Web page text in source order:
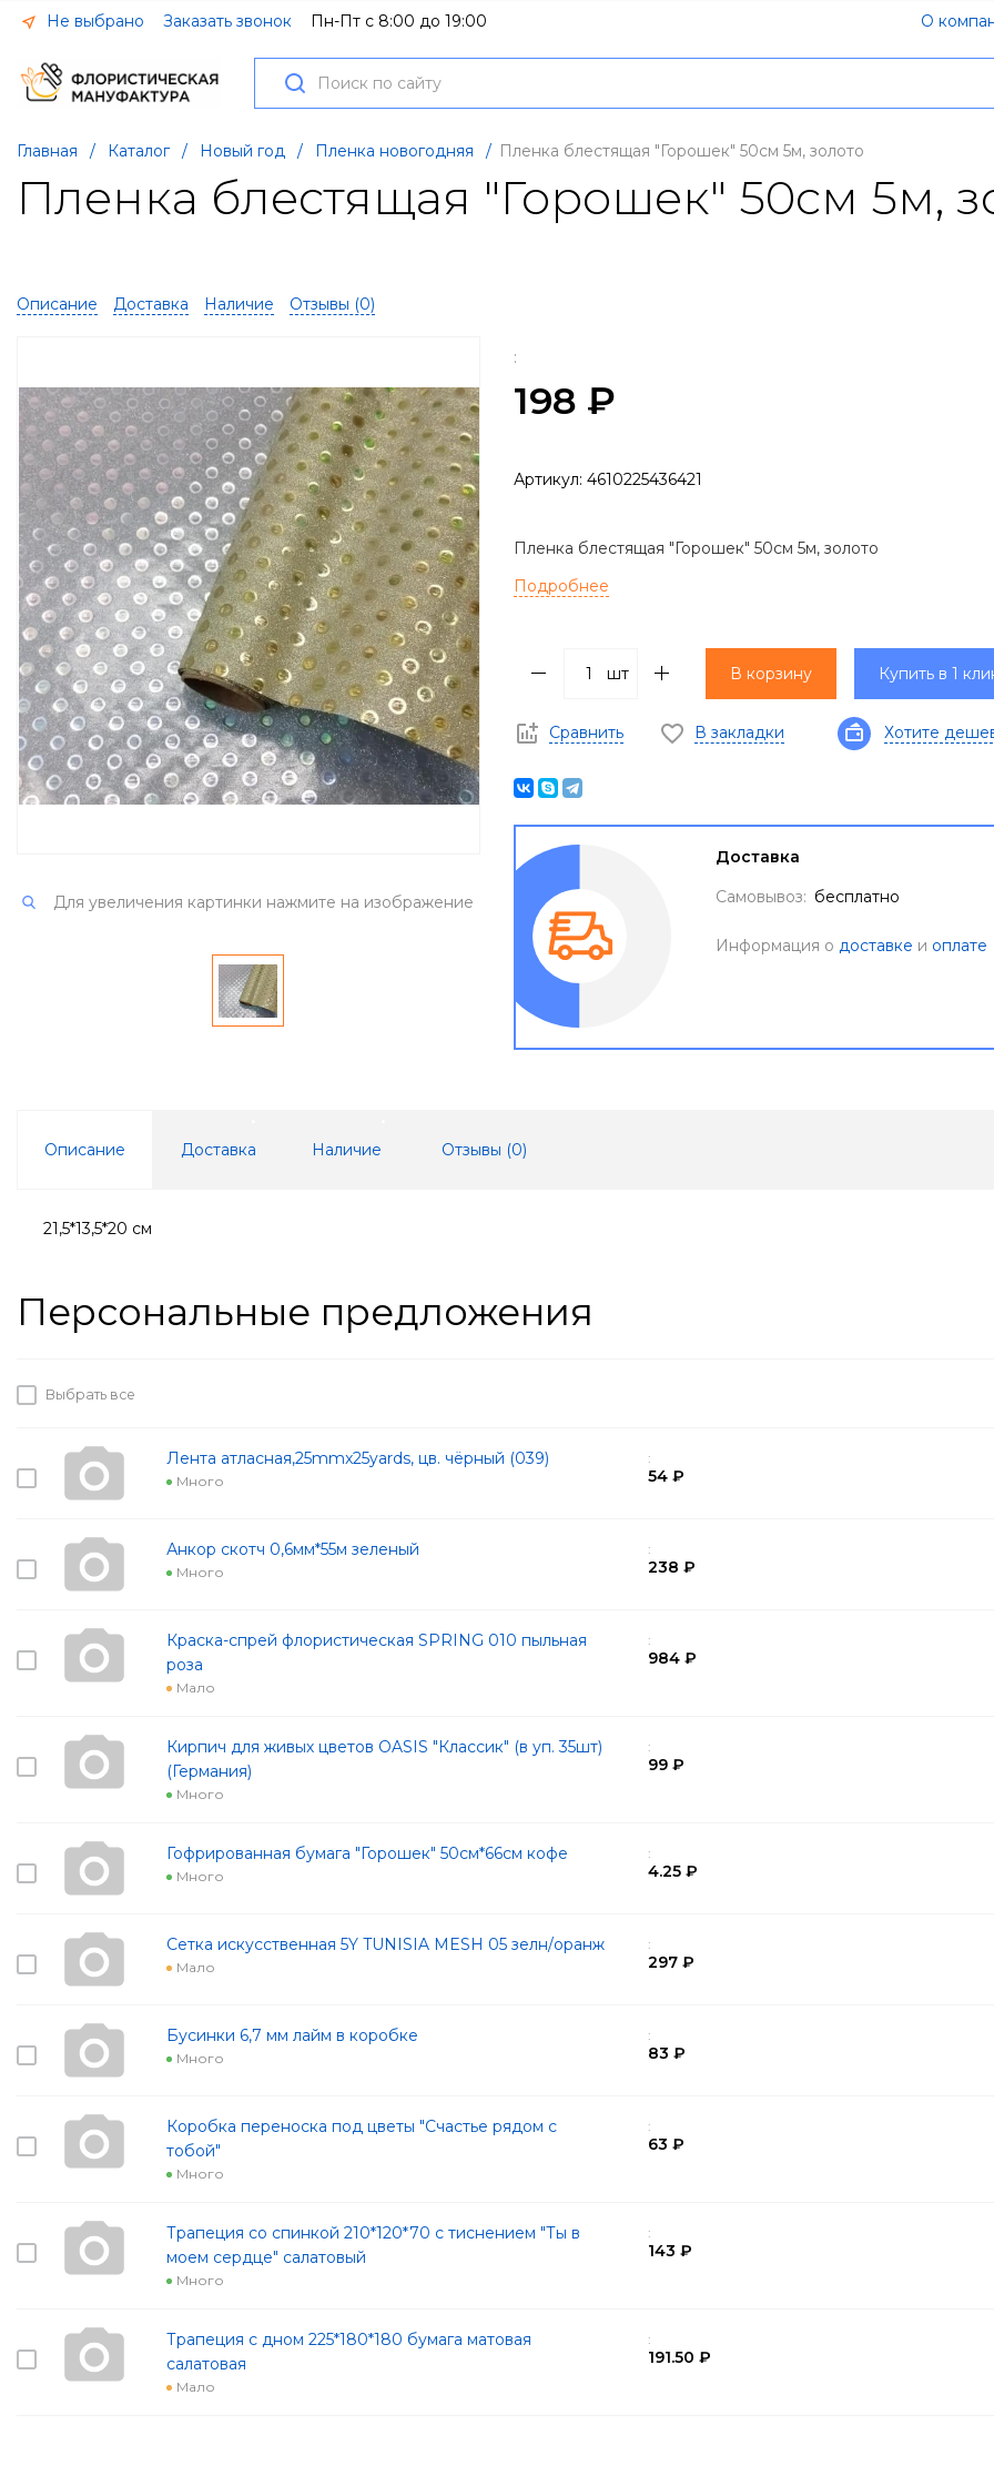
Не выбрано Заказать звонок Пн-Пт с 8:00 до 19:00 О
Главная / Каталог / Новый год / Пленка новогодняя / Пленка блестящая "Горошек" 50см 5м, золото
Пленка блестящая "Горошек" 50см 5м,
Описание Доставка Наличие Отзывы (0)
Для увеличения картинки нажмите на изображение
:
198 ₽
Артикул: 4610225436421
Пленка блестящая "Горошек" 50см 5м, золото
Подробнее
шт В корзину Купить в 1
Сравнить В закладки Хотите
Доставка
Самовывоз: бесплатно
Информация о доставке и оплате
Описание Доставка Наличие Отзывы (0)
21,5*13,5*20 см
Персональные предложения
Выбрать все
Лента атласная,25mmx25yards, цв. чёрный (039)
Много
:
54 ₽
Анкор скотч 0,6мм*55м зеленый
Много
:
238 ₽
Краска-спрей флористическая SPRING 010 пыльная
роза
Мало
:
984 ₽
Кирпич для живых цветов OASIS "Классик" (в уп. 35шт)
(Германия)
Много
:
99 ₽
Гофрированная бумага "Горошек" 50см*66см кофе
Много
:
4.25 ₽
Сетка искусственная 5Y TUNISIA MESH 05 зелн/оранж
Мало
:
297 ₽
Бусинки 6,7 мм лайм в коробке
Много
:
83 ₽
Коробка переноска под цветы "Счастье рядом с
тобой"
Много
:
63 ₽
Трапеция со спинкой 210*120*70 с тиснением "Ты в
моем сердце" салатовый
Много
:
143 ₽
Трапеция с дном 225*180*180 бумага матовая
салатовая
Мало
:
191.50 ₽